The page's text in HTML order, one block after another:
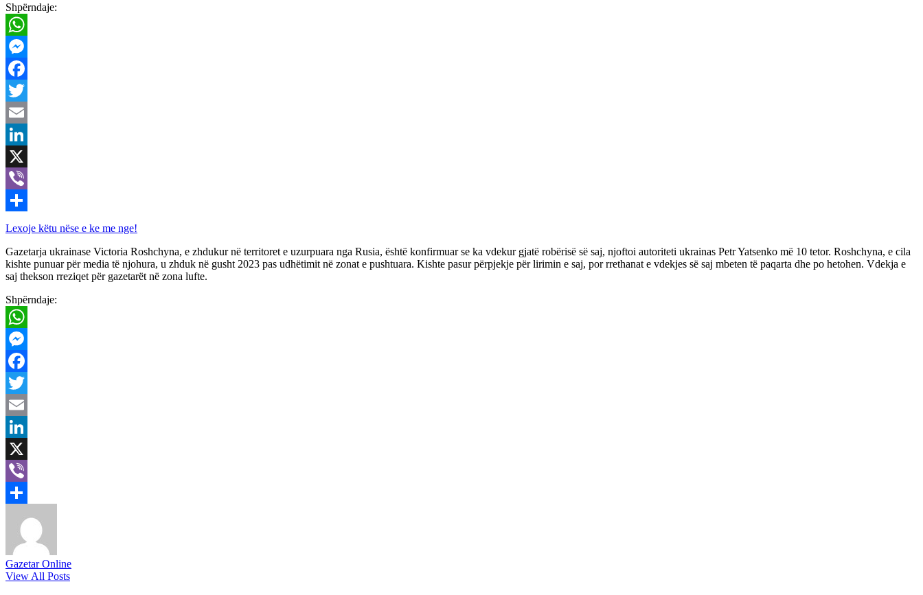
Shpërndaje:
WhatsApp
Messenger
Facebook
Twitter
Email
LinkedIn
X
Viber
Share
Lexoje këtu nëse e ke me nge!
Gazetarja ukrainase Victoria Roshchyna, e zhdukur në territoret e uzurpuara nga Rusia, është konfirmuar se ka vdekur gjatë robërisë së saj, njoftoi autoriteti ukrainas Petr Yatsenko më 10 tetor. Roshchyna, e cila
kishte punuar për media të njohura, u zhduk në gusht 2023 pas udhëtimit në zonat e pushtuara. Kishte pasur përpjekje për lirimin e saj, por rrethanat e vdekjes së saj mbeten të paqarta dhe po hetohen. Vdekja e
saj thekson rreziqet për gazetarët në zona lufte.
Shpërndaje:
WhatsApp
Messenger
Facebook
Twitter
Email
LinkedIn
X
Viber
Gazetar Online
View All Posts